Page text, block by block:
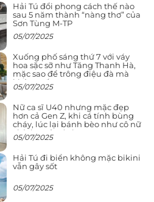
Hải Tú đổi phong cách thế nào
sau 5 năm thành “nàng thơ” của
Sơn Tùng M-TP
05/07/2025
Xuống phố sáng thứ 7 với váy
hoa sặc sỡ như Tăng Thanh Hà,
mặc sao để trông điệu đà mà
không sến
05/07/2025
Nữ ca sĩ U40 nhưng mặc đẹp
hơn cả Gen Z, khi cá tính bùng
cháy, lúc lại bánh bèo như cô nữ
chính ngôn tình
05/07/2025
Hải Tú đi biển không mặc bikini
vẫn gây sốt
05/07/2025